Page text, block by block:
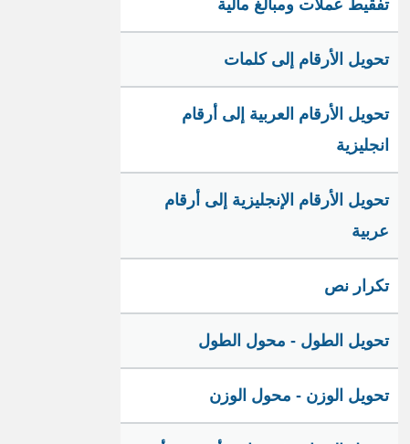
تفقيط عملات ومبالغ مالية
تحويل الأرقام إلى كلمات
تحويل الأرقام العربية إلى أرقام
انجليزية
تحويل الأرقام الإنجليزية إلى أرقام
عربية
تكرار نص
تحويل الطول - محول الطول
تحويل الوزن - محول الوزن